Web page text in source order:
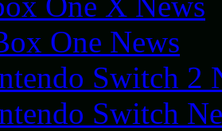
One News
Switch 2
Switch